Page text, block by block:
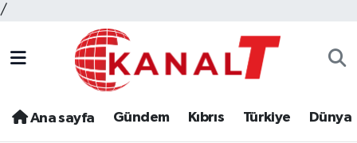
/
Ana sayfa Gündem Kıbrıs Türkiye Dünya